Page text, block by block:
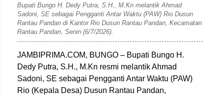
Bupati Bungo H. Dedy Putra, S.H., M.Kn melantik Ahmad
Sadoni, SE sebagai Pengganti Antar Waktu (PAW) Rio Dusun
Rantau Pandan di Kantor Rio Dusun Rantau Pandan, Kecamatan
Rantau Pandan, Senin (6/7/2026).
JAMBIPRIMA.COM, BUNGO – Bupati Bungo H.
Dedy Putra, S.H., M.Kn resmi melantik Ahmad
Sadoni, SE sebagai Pengganti Antar Waktu (PAW)
Rio (Kepala Desa) Dusun Rantau Pandan,